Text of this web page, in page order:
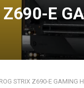
Z690-E
STRIX Z690-E GAMING